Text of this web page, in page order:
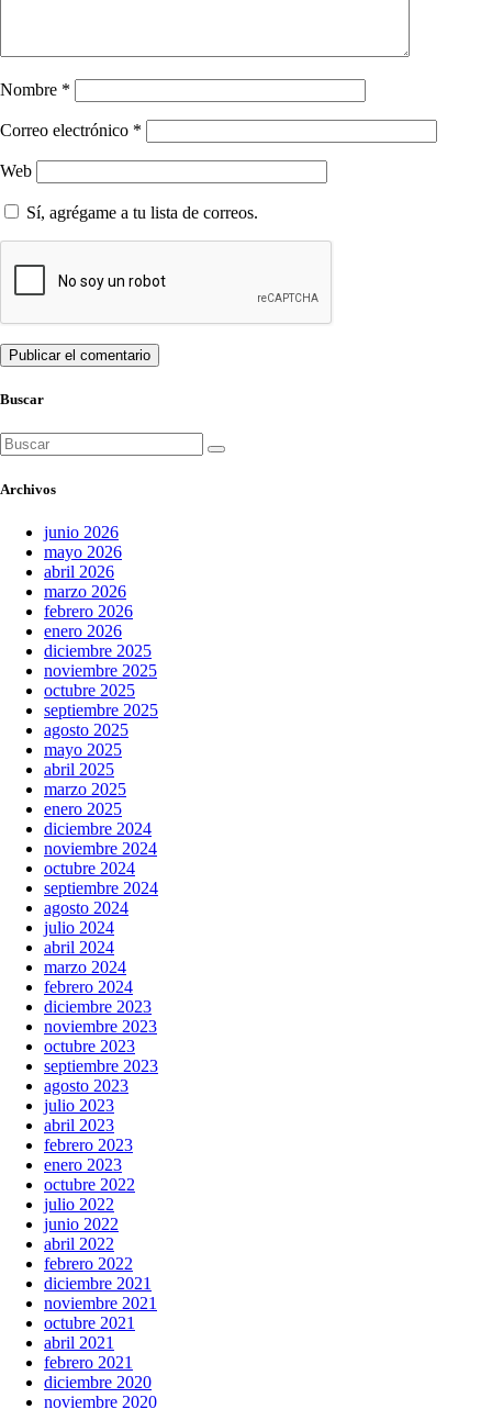
Nombre *
Correo electrónico *
Web
Sí, agrégame a tu lista de correos.
Buscar
Buscar:
Archivos
junio 2026
mayo 2026
abril 2026
marzo 2026
febrero 2026
enero 2026
diciembre 2025
noviembre 2025
octubre 2025
septiembre 2025
agosto 2025
mayo 2025
abril 2025
marzo 2025
enero 2025
diciembre 2024
noviembre 2024
octubre 2024
septiembre 2024
agosto 2024
julio 2024
abril 2024
marzo 2024
febrero 2024
diciembre 2023
noviembre 2023
octubre 2023
septiembre 2023
agosto 2023
julio 2023
abril 2023
febrero 2023
enero 2023
octubre 2022
julio 2022
junio 2022
abril 2022
febrero 2022
diciembre 2021
noviembre 2021
octubre 2021
abril 2021
febrero 2021
diciembre 2020
noviembre 2020